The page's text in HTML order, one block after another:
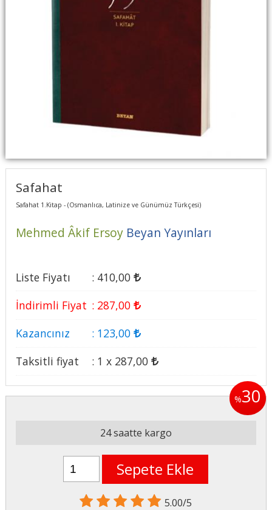
Safahat
Safahat 1.Kitap - (Osmanlıca, Latinize ve Günümüz Türkçesi)
Mehmed Âkif Ersoy Beyan Yayınları
Liste Fiyatı : 410,00
İndirimli Fiyat : 287,00
Kazancınız
: 123,00
Taksitli fiyat
: 1 x 287,00
%30
24 saatte kargo
Sepete Ekle
5.00/5